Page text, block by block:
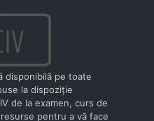
disponibilă pe toate
la dispoziţie
de la examen, curs de
pentru a vă face